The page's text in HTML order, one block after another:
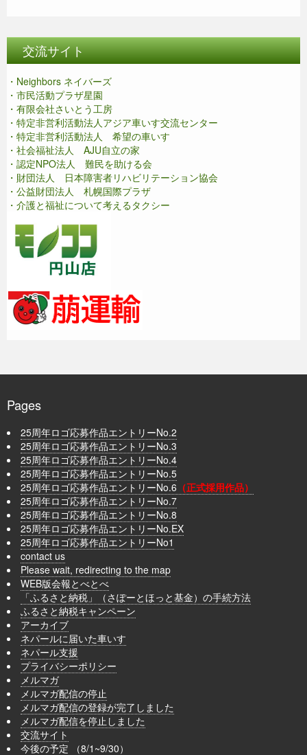
交流サイト
・Neighbors ネイバーズ
・市民活動プラザ星園
・有限会社さいとう工房
・特定非営利活動法人アジア車いす交流センター
・特定非営利活動法人 希望の車いす
・社会福祉法人 AJU自立の家
・認定NPO法人 難民を助ける会
・財団法人 日本障害者リハビリテーション協会
・公益財団法人 札幌国際プラザ
・介護と福祉について考えるタクシー
Pages
25周年ロゴ応募作品エントリーNo.2
25周年ロゴ応募作品エントリーNo.3
25周年ロゴ応募作品エントリーNo.4
25周年ロゴ応募作品エントリーNo.5
25周年ロゴ応募作品エントリーNo.6 （正式採用作品）
25周年ロゴ応募作品エントリーNo.7
25周年ロゴ応募作品エントリーNo.8
25周年ロゴ応募作品エントリーNo.EX
25周年ロゴ応募作品エントリーNo1
contact us
Please wait, redirecting to the map
WEB版会報とべとべ
「ふるさと納税」（さぽーとほっと基金）の手続方法
ふるさと納税キャンペーン
アーカイブ
ネパールに届いた車いす
ネパール支援
プライバシーポリシー
メルマガ
メルマガ配信の停止
メルマガ配信の登録が完了しました
メルマガ配信を停止しました
交流サイト
今後の予定 （8/1~9/30）